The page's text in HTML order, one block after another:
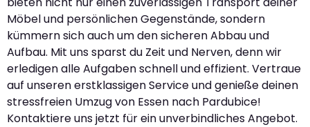
Möbel und persönlichen Gegenstände, sondern
kümmern sich auch um den sicheren Abbau und
Aufbau. Mit uns sparst du Zeit und Nerven, denn wir
erledigen alle Aufgaben schnell und effizient. Vertraue
auf unseren erstklassigen Service und genieße deinen
stressfreien Umzug von Essen nach Pardubice!
Kontaktiere uns jetzt für ein unverbindliches Angebot.